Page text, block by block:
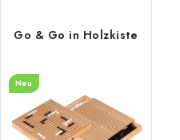
Go & Go in Holzkiste
Neu